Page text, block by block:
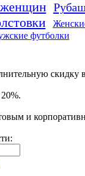
футболки
скидку
и